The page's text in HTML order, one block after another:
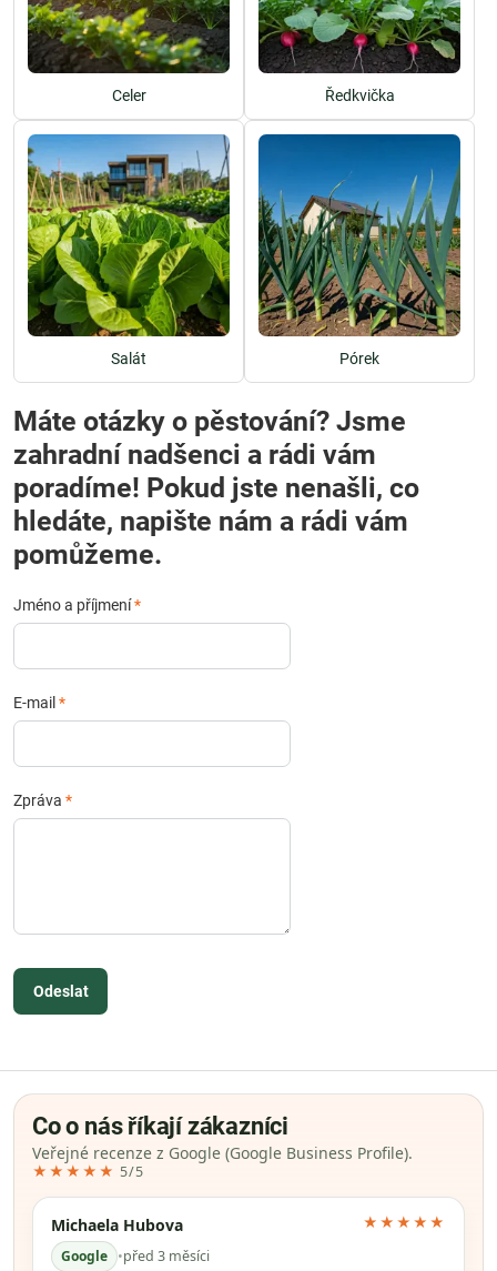
Celer Ředkvička
Salát Pórek
Máte otázky o pěstování? Jsme
zahradní nadšenci a rádi vám
poradíme! Pokud jste nenašli, co
hledáte, napište nám a rádi vám
pomůžeme.
Jméno a příjmení*
E-mail *
Zpráva *
Odeslat
Co o nás říkají zákazníci
Veřejné recenze z Google (Google Business Profile).
★★★★★ 5/5
Michaela Hubova
Google •před 3 měsíci
★★★★★